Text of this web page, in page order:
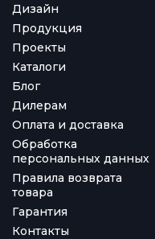
Дизайн
Продукция
Проекты
Каталоги
Блог
Дилерам
Оплата и доставка
Обработка
персональных данных
Правила возврата
товара
Гарантия
Контакты